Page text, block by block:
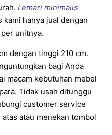
Lemari minimalis
hanya jual dengan
unitnya.
dengan tinggi 210 cm.
bagi Anda
macam kebutuhan mebel
Tidak usah ditunggu
customer service
atau menekan tombol